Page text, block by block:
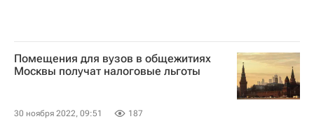
Помещения для вузов в общежитиях
Москвы получат налоговые льготы
30 ноября 2022, 09:51 187